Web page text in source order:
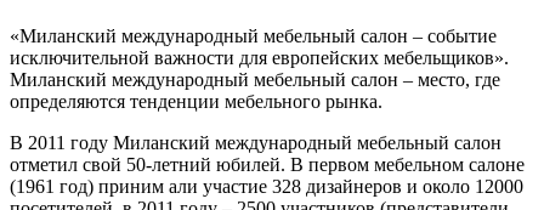
«Миланский международный мебельный салон – событие
исключительной важности для европейских мебельщиков».
Миланский международный мебельный салон – место, где
определяются тенденции мебельного рынка.
В 2011 году Миланский международный мебельный салон
отметил свой 50-летний юбилей. В первом мебельном салоне
(1961 год) приним али участие 328 дизайнеров и около 12000